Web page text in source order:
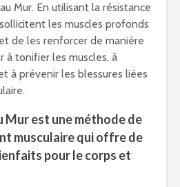
Mur. En utilisant la résistance
les muscles profonds
de les renforcer de manière
à tonifier les muscles, à
à prévenir les blessures liées
Mur est une méthode de
musculaire qui offre de
pour le corps et